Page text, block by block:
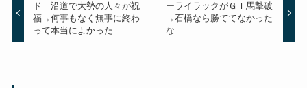
ド 沿道で大勢の人々が祝
福→何事もなく無事に終わ
って本当によかった
ーライラックがＧＩ馬撃破
→石橋なら勝ててなかった
な